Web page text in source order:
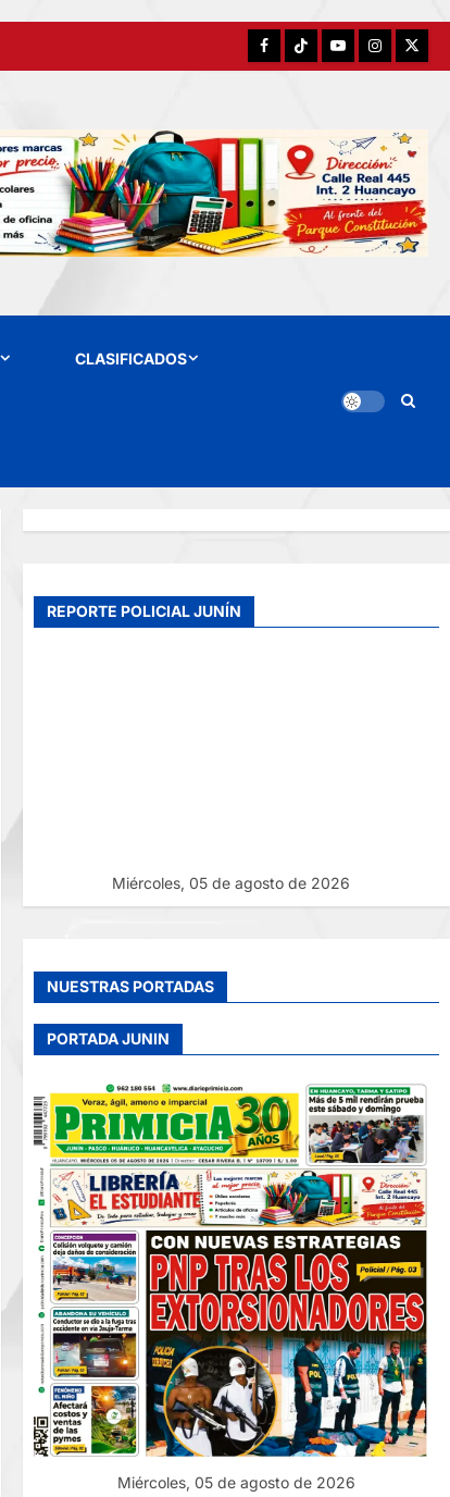
FacebookTikTokYouTubeInstagram
X
CLASIFICADOS
REPORTE POLICIAL JUNÍN
Miércoles, 05 de agosto de 2026
NUESTRAS PORTADAS
PORTADA JUNIN
Miércoles, 05 de agosto de 2026